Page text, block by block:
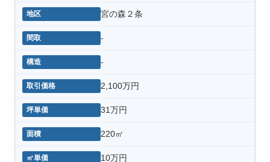
宮の森２条
-
-
2,100万円
31万円
220㎡
10万円